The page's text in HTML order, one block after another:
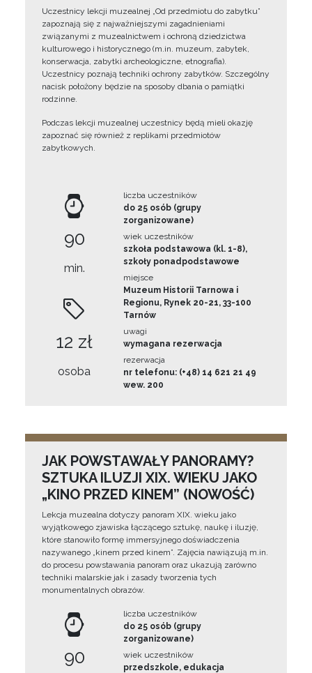
Uczestnicy lekcji muzealnej „Od przedmiotu do zabytku”
zapoznają się z najważniejszymi zagadnieniami
związanymi z muzealnictwem i ochroną dziedzictwa
kulturowego i historycznego (m.in. muzeum, zabytek,
konserwacja, zabytki archeologiczne, etnografia).
Uczestnicy poznają techniki ochrony zabytków. Szczególny
nacisk położony będzie na sposoby dbania o pamiątki
rodzinne.
Podczas lekcji muzealnej uczestnicy będą mieli okazję
zapoznać się również z replikami przedmiotów
zabytkowych.
90
min.
12 zł
osoba
liczba uczestników
do 25 osób (grupy
zorganizowane)
wiek uczestników
szkoła podstawowa (kl. 1-8),
szkoły ponadpodstawowe
miejsce
Muzeum Historii Tarnowa i
Regionu, Rynek 20-21, 33-100
Tarnów
uwagi
wymagana rezerwacja
rezerwacja
nr telefonu: (+48) 14 621 21 49
wew. 200
JAK POWSTAWAŁY PANORAMY?
SZTUKA ILUZJI XIX. WIEKU JAKO
„KINO PRZED KINEM” (NOWOŚĆ)
Lekcja muzealna dotyczy panoram XIX. wieku jako
wyjątkowego zjawiska łączącego sztukę, naukę i iluzję,
które stanowiło formę immersyjnego doświadczenia
nazywanego „kinem przed kinem”. Zajęcia nawiązują m.in.
do procesu powstawania panoram oraz ukazują zarówno
techniki malarskie jak i zasady tworzenia tych
monumentalnych obrazów.
90
liczba uczestników
do 25 osób (grupy
zorganizowane)
wiek uczestników
przedszkole, edukacja